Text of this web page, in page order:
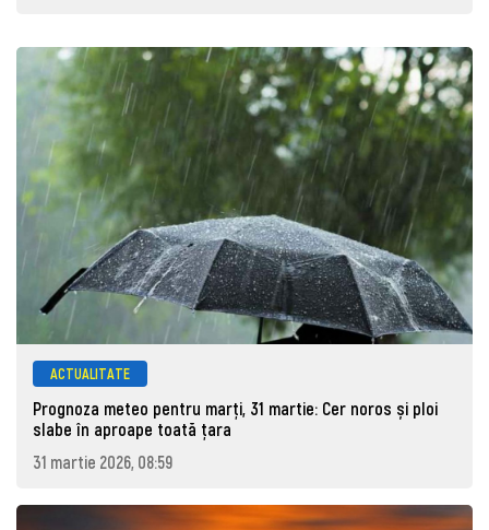
ACTUALITATE
Prognoza meteo pentru marţi, 31 martie: Cer noros și ploi
slabe în aproape toată țara
31 martie 2026, 08:59